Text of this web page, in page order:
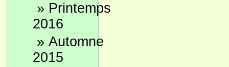
» Printemps
2016
» Automne
2015